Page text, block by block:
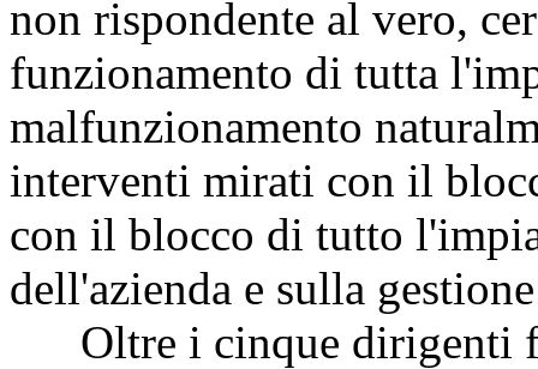
non rispondente al vero,
funzionamento di tutta
malfunzionamento
interventi mirati con il
con il blocco di tutto
dell'azienda e sulla
Oltre i cinque dirigenti